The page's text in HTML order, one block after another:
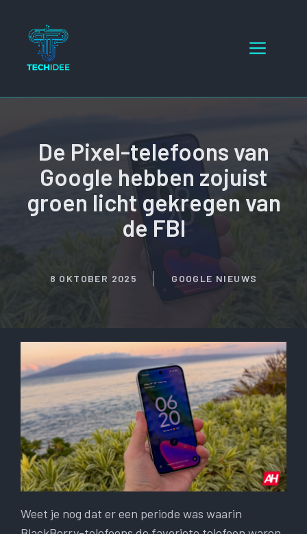
inhoud
Menu
De Pixel-telefoons van
Google hebben zojuist
groen licht gekregen van
de FBI
8 OKTOBER 2025 GOOGLE NIEUWS
Weet je nog dat er een periode was waarin